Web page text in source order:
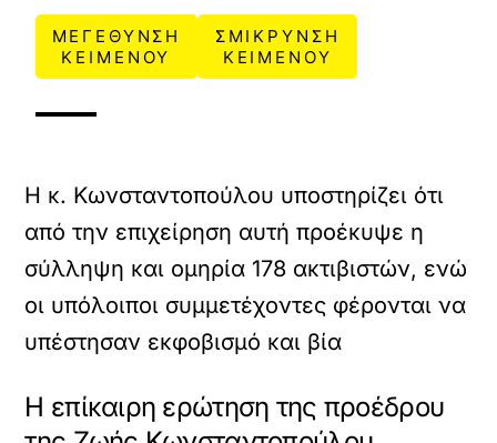
ΜΕΓΕΘΥΝΣΗ
ΚΕΙΜΕΝΟΥ
ΣΜΙΚΡΥΝΣΗ
ΚΕΙΜΕΝΟΥ
H κ. Κωνσταντοπούλου υποστηρίζει ότι
από την επιχείρηση αυτή προέκυψε η
σύλληψη και ομηρία 178 ακτιβιστών, ενώ
οι υπόλοιποι συμμετέχοντες φέρονται να
υπέστησαν εκφοβισμό και βία
Η επίκαιρη ερώτηση της προέδρου